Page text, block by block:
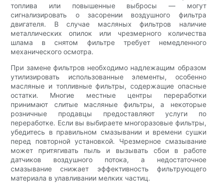
топлива или повышенные выбросы — могут
сигнализировать о засорении воздушного фильтра
двигателя. В случае масляных фильтров наличие
металлических опилок или чрезмерного количества
шлама в снятом фильтре требует немедленного
механического осмотра.
При замене фильтров необходимо надлежащим образом
утилизировать использованные элементы, особенно
масляные и топливные фильтры, содержащие опасные
остатки. Многие местные центры переработки
принимают слитые масляные фильтры, а некоторые
розничные продавцы предоставляют услуги по
переработке. Если вы выбираете многоразовые фильтры,
убедитесь в правильном смазывании и времени сушки
перед повторной установкой. Чрезмерное смазывание
может притягивать пыль и вызывать сбои в работе
датчиков воздушного потока, а недостаточное
смазывание снижает эффективность фильтрующего
материала в улавливании мелких частиц.